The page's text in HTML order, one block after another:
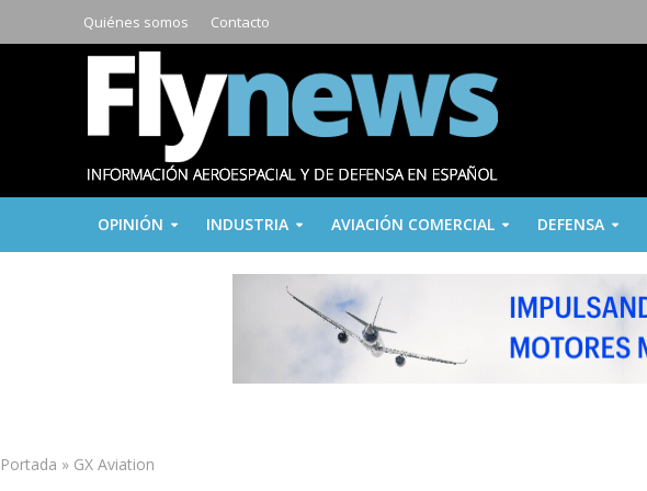
Quiénes somos Contacto
OPINIÓN INDUSTRIA AVIACIÓN COMERCIAL DEFENSA
Portada » GX Aviation